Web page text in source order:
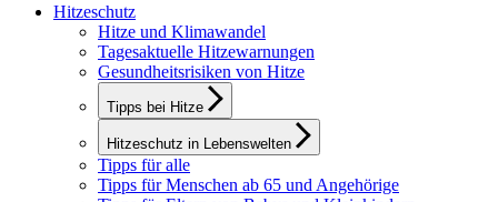
Hitzeschutz
Hitze und Klimawandel
Tagesaktuelle Hitzewarnungen
Gesundheitsrisiken von Hitze
Tipps bei Hitze
Hitzeschutz in Lebenswelten
Tipps für alle
Tipps für Menschen ab 65 und Angehörige